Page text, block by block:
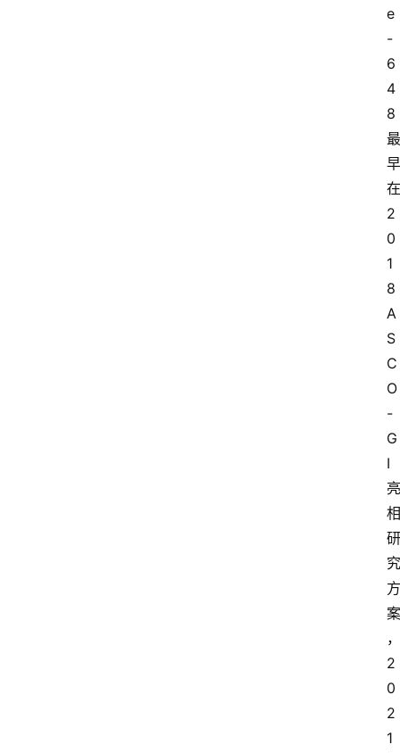
e
-
6
4
8
最
早
在
2
0
1
8
A
S
C
O
-
G
I
亮
相
研
究
方
案
，
2
0
2
1